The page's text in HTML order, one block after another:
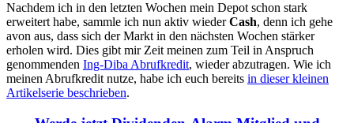
Nachdem ich in den letzten Wochen mein Depot schon stark
erweitert habe, sammle ich nun aktiv wiederCash, denn ich gehe
avon aus, dass sich der Markt in den nächsten Wochen stärker
erholen wird. Dies gibt mir Zeit meinen zum Teil in Anspruch
genommenden Ing-Diba Abrufkredit, wieder abzutragen. Wie ich
meinen Abrufkredit nutze, habe ich euch bereits in dieser kleinen
Artikelserie beschrieben.